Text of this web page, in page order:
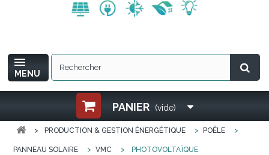
PANIER (vide)
MENU
> PRODUCTION & GESTION ÉNERGÉTIQUE > POÊLE >
PANNEAU SOLAIRE > VMC > PHOTOVOLTAÏQUE